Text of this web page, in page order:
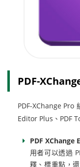
PDF-
PDF-XChange Pro
Editor Plus、PDF
PDF XChange
用者可以透過
釋、標重點，